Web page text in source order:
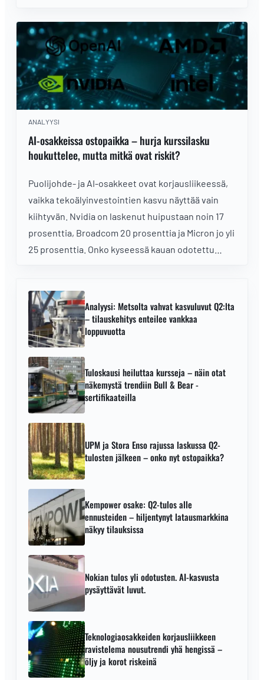
ANALYYSI
AI-osakkeissa ostopaikka – hurja kurssilasku
houkuttelee, mutta mitkä ovat riskit?
Puolijohde- ja AI-osakkeet ovat korjausliikeessä,
vaikka tekoälyinvestointien kasvu näyttää vain
kiihtyvän. Nvidia on laskenut huipustaan noin 17
prosenttia, Broadcom 20 prosenttia ja Micron jo yli
25 prosenttia. Onko kyseessä kauan odotettu
Analyysi: Metsolta vahvat kasvuluvut Q2:lta
– tilauskehitys enteilee vankkaa
loppuvuotta
Tuloskausi heiluttaa kursseja – näin otat
näkemystä trendiin Bull & Bear -
sertifikaateilla
UPM ja Stora Enso rajussa laskussa Q2-
tulosten jälkeen – onko nyt ostopaikka?
Kempower osake: Q2-tulos alle
ennusteiden – hiljentynyt latausmarkkina
näkyy tilauksissa
Nokian tulos yli odotusten. AI-kasvusta
pysäyttävät luvut.
Teknologiaosakkeiden korjausliikkeen
ravistelema nousutrendi yhä hengissä –
öljy ja korot riskeinä